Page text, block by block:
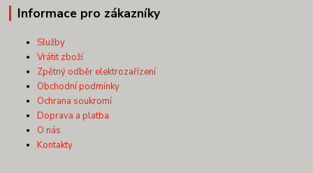
Informace pro zákazníky
Služby
Vrátit zboží
Zpětný odběr elektrozařízení
Obchodní podmínky
Ochrana soukromí
Doprava a platba
O nás
Kontakty